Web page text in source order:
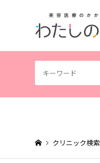
クリニック検索